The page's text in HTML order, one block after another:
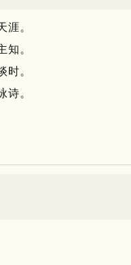
涯。
知。
时。
诗。